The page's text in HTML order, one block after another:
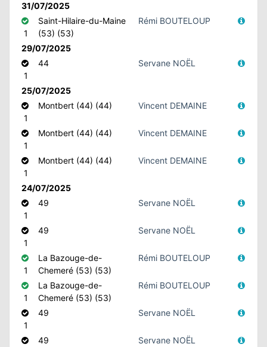
31/07/2025
1
Saint-Hilaire-du-Maine
(53) (53)
Rémi BOUTELOUP
29/07/2025
1
44 Servane NOËL
25/07/2025
1
Montbert (44) (44) Vincent DEMAINE
1
Montbert (44) (44) Vincent DEMAINE
1
Montbert (44) (44) Vincent DEMAINE
24/07/2025
1
49 Servane NOËL
1
49 Servane NOËL
1
La Bazouge-de-
Chemeré (53) (53)
Rémi BOUTELOUP
1
La Bazouge-de-
Chemeré (53) (53)
Rémi BOUTELOUP
1
49 Servane NOËL
49 Servane NOËL